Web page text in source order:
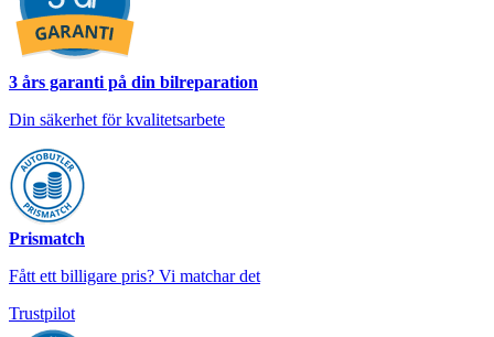
3 års garanti på din bilreparation
Din säkerhet för kvalitetsarbete
Prismatch
Fått ett billigare pris? Vi matchar det
Trustpilot